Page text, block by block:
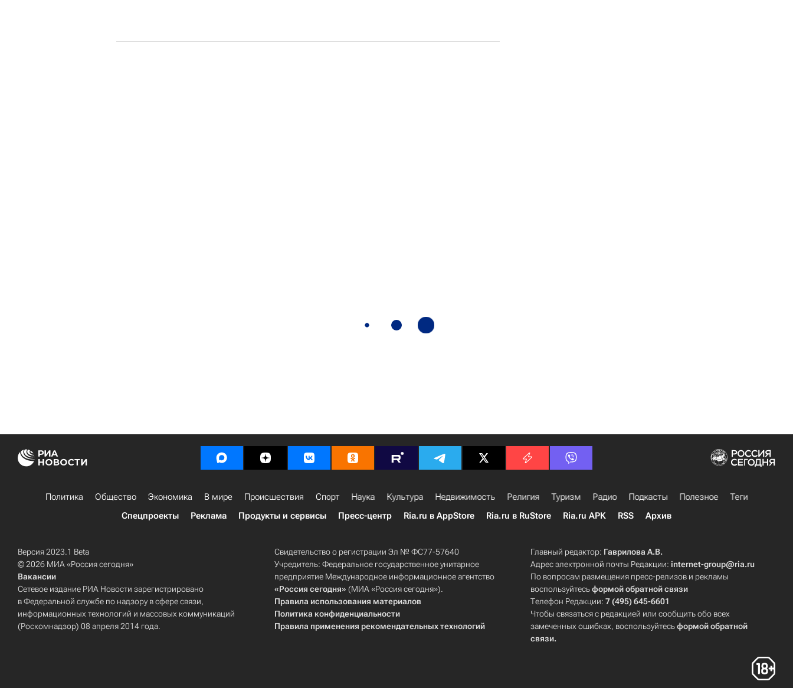
Политика Общество Экономика В мире Происшествия Спорт Наука Культура Недвижимость Религия Туризм Радио Подкасты Полезное
Теги
Спецпроекты
Реклама Продукты и сервисы Пресс-центр Ria.ru в AppStore Ria.ru в RuStore Ria.ru APK RSS Архив
Версия 2023.1 Beta
© 2026 МИА «Россия сегодня»
Вакансии
Сетевое издание РИА Новости зарегистрировано
в Федеральной службе по надзору в сфере связи,
информационных технологий и массовых коммуникаций
(Роскомнадзор) 08 апреля 2014 года.
Свидетельство о регистрации Эл № ФС77-57640
Учредитель: Федеральное государственное унитарное
предприятие Международное информационное агентство
«Россия сегодня» (МИА «Россия сегодня»).
Правила использования материалов
Политика конфиденциальности
Правила применения рекомендательных технологий
Главный редактор: Гаврилова А.В.
Адрес электронной почты Редакции:internet-group@ria.ru
По вопросам размещения пресс-релизов и рекламы
воспользуйтесьформой обратной связи
Телефон Редакции:7 (495) 645-6601
Чтобы связаться с редакцией или сообщить обо всех
замеченных ошибках, воспользуйтесьформой обратной
связи.